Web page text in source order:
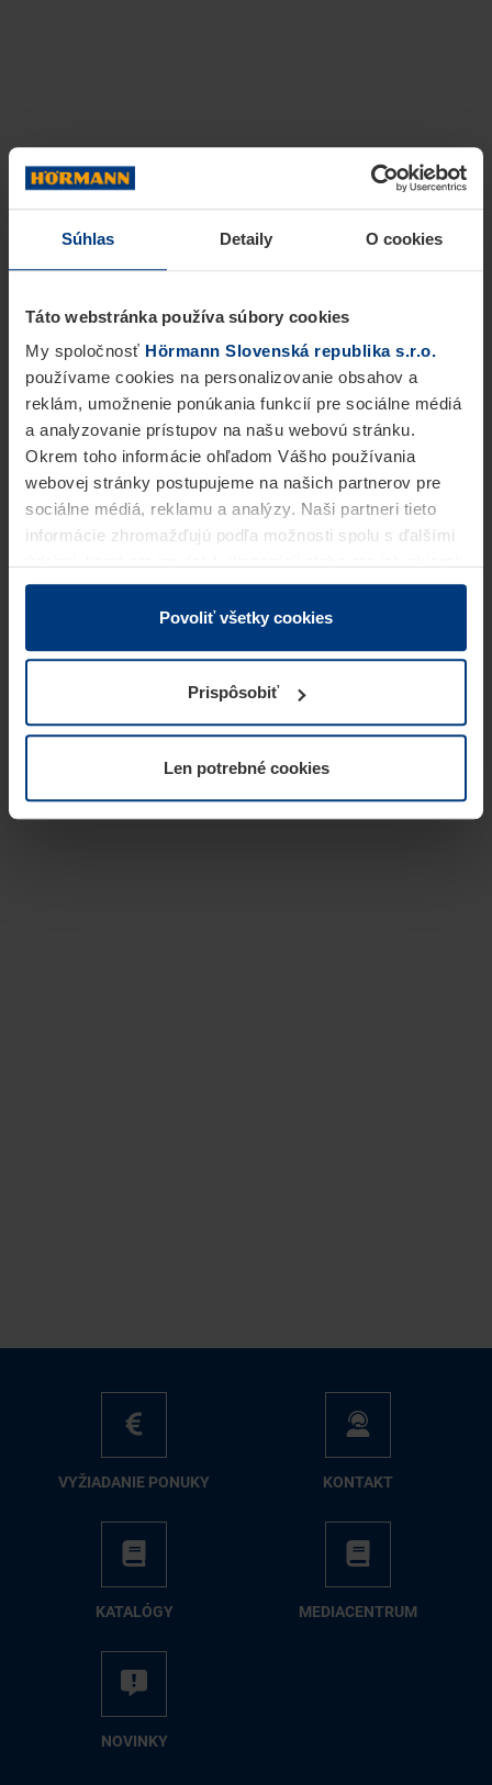
Súhlas Detaily O cookies
Táto webstránka používa súbory cookies
My spoločnosť Hörmann Slovenská republika s.r.o.
používame cookies na personalizovanie obsahov a
reklám, umožnenie ponúkania funkcií pre sociálne médiá
a analyzovanie prístupov na našu webovú stránku.
Okrem toho informácie ohľadom Vášho používania
webovej stránky postupujeme na našich partnerov pre
sociálne médiá, reklamu a analýzy. Naši partneri tieto
informácie zhromažďujú podľa možnosti spolu s ďalšími
v rámci Vášho využívania služieb.
Z právneho hľadiska môžeme cookies ukladať na Vašom
prevádzku tejto stránky. Pre všetky ostatné typy cookie
potrebujeme Vaše povolenie. Vaše povolenie môžete
kedykoľvek zmeniť alebo odvolať vo vysvetlení cookie
našej webovej stránky.
Povoliť všetky cookies
Prispôsobiť
Len potrebné cookies
VY­ŽIA­DA­NIE PO­NU­KY KON­TAKT
KA­TA­LÓ­GY ME­DIA­CEN­TRUM
NO­VIN­KY